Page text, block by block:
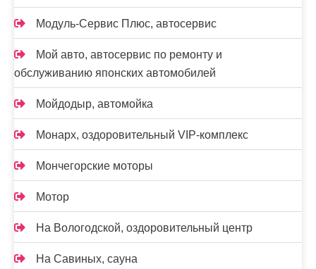
Модуль-Сервис Плюс, автосервис
Мой авто, автосервис по ремонту и
обслуживанию японских автомобилей
Мойдодыр, автомойка
Монарх, оздоровительный VIP-комплекс
Мончегорские моторы
Мотор
На Вологодской, оздоровительный центр
На Савиных, сауна